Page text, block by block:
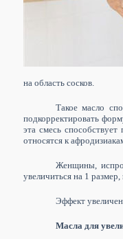
на область сосков.
Такое масло
подкорректировать
эта смесь
относятся к
Женщины,
увеличиться на 1
Эффект
Масла для